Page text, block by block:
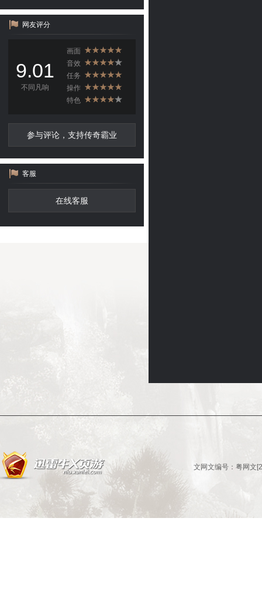
网友评分
9.01
不同凡响
画面
音效
任务
操作
特色
参与评论，支持传奇霸业
客服
在线客服
文网文编号：粤网